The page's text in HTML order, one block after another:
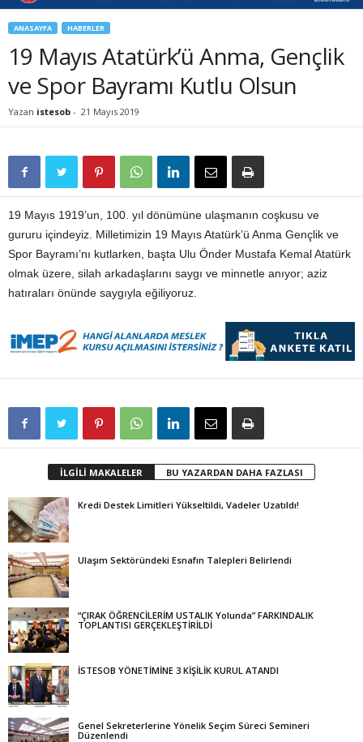
ANASAYFA HABERLER
19 Mayıs Atatürk’ü Anma, Gençlik
ve Spor Bayramı Kutlu Olsun
Yazan istesob - 21 Mayıs 2019
19 Mayıs 1919’un, 100. yıl dönümüne ulaşmanın coşkusu ve
gururu içindeyiz. Milletimizin 19 Mayıs Atatürk’ü Anma Gençlik ve
Spor Bayramı’nı kutlarken, başta Ulu Önder Mustafa Kemal Atatürk
olmak üzere, silah arkadaşlarını saygı ve minnetle anıyor; aziz
hatıraları önünde saygıyla eğiliyoruz.
İLGİLİ MAKALELER BU YAZARDAN DAHA FAZLASI
Kredi Destek Limitleri Yükseltildi, Vadeler Uzatıldı!
Ulaşım Sektöründeki Esnafın Talepleri Belirlendi
“ÇIRAK ÖĞRENCİLERİM USTALIK Yolunda” FARKINDALIK
TOPLANTISI GERÇEKLEŞTİRİLDİ
İSTESOB YÖNETİMİNE 3 KİŞİLİK KURUL ATANDI
Genel Sekreterlerine Yönelik Seçim Süreci Semineri
Düzenlendi